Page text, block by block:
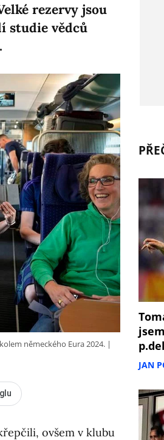
rezervy jsou
studie vědců
německého Eura 2024.
ovšem v klubu
p.del
JAN